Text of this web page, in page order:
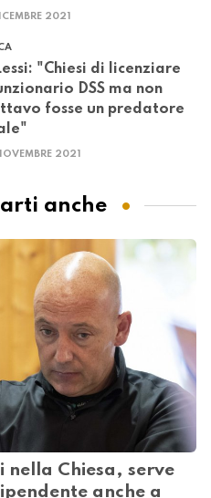
2021
"Chiesi di licenziare
DSS ma non
fosse un predatore
2021
anche
nella Chiesa, serve
anche a